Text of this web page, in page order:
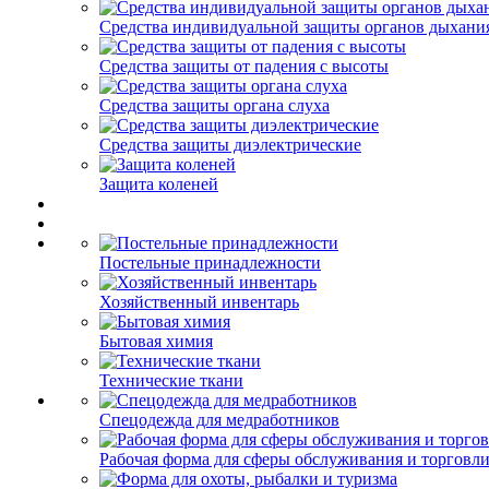
Средства индивидуальной защиты органов
Средства защиты от падения с высоты
Средства защиты органа слуха
Средства защиты диэлектрические
Защита коленей
Постельные принадлежности
Хозяйственный инвентарь
Бытовая химия
Технические ткани
Спецодежда для медработников
Рабочая форма для сферы обслуживания и торговли